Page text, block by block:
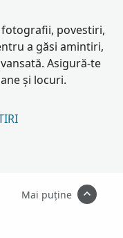
povestiri,
a găsi amintiri,
Asigură-te
și locuri.
Mai puține